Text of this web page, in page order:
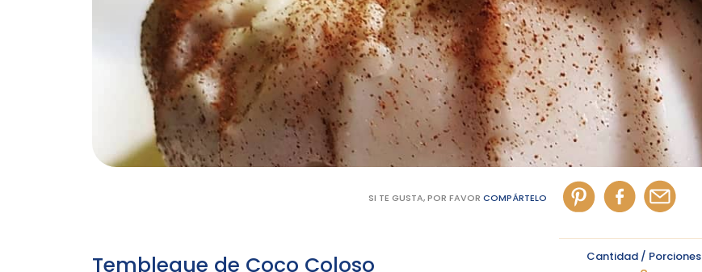
SI TE GUSTA, POR FAVOR COMPÁRTELO
Tembleque de Coco Coloso Cantidad / Porciones